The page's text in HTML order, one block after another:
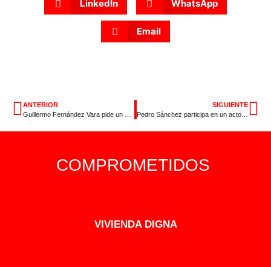
LinkedIn WhatsApp
Email
ANTERIOR
Guillermo Fernández Vara pide un Sí por Extremadura
SIGUIENTE
Pedro Sánchez participa en un acto de Igualdad en Cáceres
COMPROMETIDOS
VIVIENDA DIGNA